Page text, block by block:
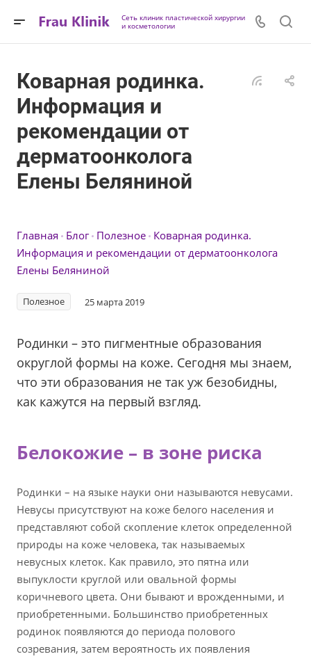
Сеть клиник пластической хирургии
и косметологии
Коварная родинка.
Информация и
рекомендации от
дерматоонколога
Елены Беляниной
Главная Блог Полезное Коварная родинка.
Информация и рекомендации от дерматоонколога
Елены Беляниной
Полезное 25 марта 2019
Родинки – это пигментные образования
округлой формы на коже. Сегодня мы знаем,
что эти образования не так уж безобидны,
как кажутся на первый взгляд.
Белокожие – в зоне риска
Родинки – на языке науки они называются невусами.
Невусы присутствуют на коже белого населения и
представляют собой скопление клеток определенной
природы на коже человека, так называемых
невусных клеток. Как правило, это пятна или
выпуклости круглой или овальной формы
коричневого цвета. Они бывают и врожденными, и
приобретенными. Большинство приобретенных
родинок появляются до периода полового
созревания, затем вероятность их появления